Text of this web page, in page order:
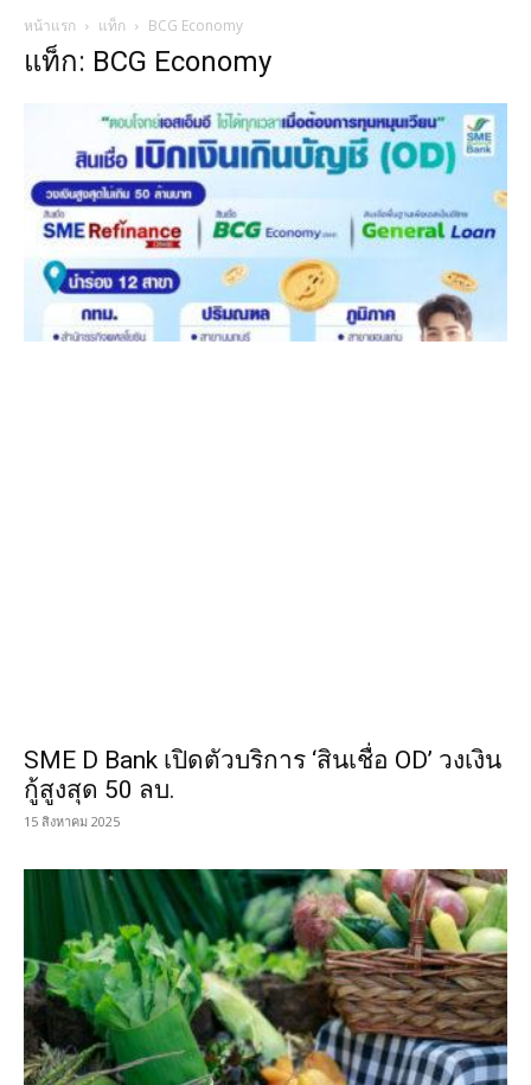
หน้าแรก แท็ก BCG Economy
แท็ก: BCG Economy
SME D Bank เปิดตัวบริการ ‘สินเชื่อ OD’ วงเงิน
กู้สูงสุด 50 ลบ.
15 สิงหาคม 2025